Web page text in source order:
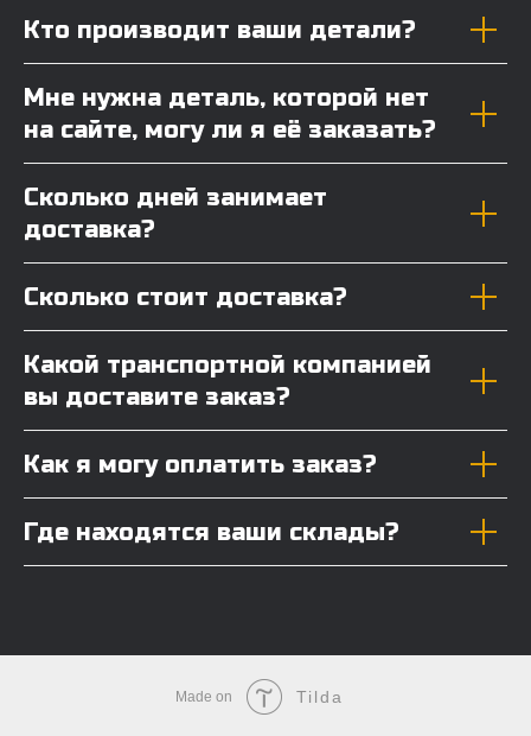
Кто производит ваши детали?
Мне нужна деталь, которой нет
на сайте, могу ли я её заказать?
Сколько дней занимает
доставка?
Сколько стоит доставка?
Какой транспортной компанией
вы доставите заказ?
Как я могу оплатить заказ?
Где находятся ваши склады?
Made on Tilda